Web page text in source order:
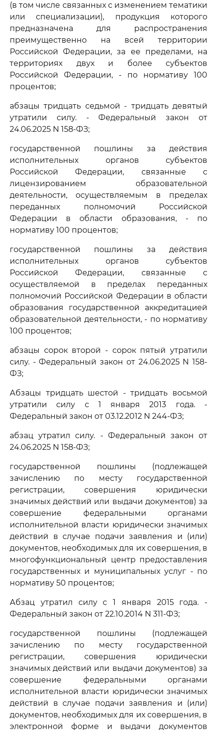
(в том числе связанных с изменением тематики
или специализации), продукция которого
предназначена для распространения
преимущественно на всей территории
Российской Федерации, за ее пределами, на
территориях двух и более субъектов
Российской Федерации, - по нормативу 100
процентов;
абзацы тридцать седьмой - тридцать девятый
утратили силу. - Федеральный закон от
24.06.2025 N 158-ФЗ;
государственной пошлины за действия
исполнительных органов субъектов
Российской Федерации, связанные с
лицензированием образовательной
деятельности, осуществляемым в пределах
переданных полномочий Российской
Федерации в области образования, - по
нормативу 100 процентов;
государственной пошлины за действия
исполнительных органов субъектов
Российской Федерации, связанные с
осуществляемой в пределах переданных
полномочий Российской Федерации в области
образования государственной аккредитацией
образовательной деятельности, - по нормативу
100 процентов;
абзацы сорок второй - сорок пятый утратили
силу. - Федеральный закон от 24.06.2025 N 158-
ФЗ;
Абзацы тридцать шестой - тридцать восьмой
утратили силу с 1 января 2013 года. -
Федеральный закон от 03.12.2012 N 244-ФЗ;
абзац утратил силу. - Федеральный закон от
24.06.2025 N 158-ФЗ;
государственной пошлины (подлежащей
зачислению по месту государственной
регистрации, совершения юридически
значимых действий или выдачи документов) за
совершение федеральными органами
исполнительной власти юридически значимых
действий в случае подачи заявления и (или)
документов, необходимых для их совершения, в
многофункциональный центр предоставления
государственных и муниципальных услуг - по
нормативу 50 процентов;
Абзац утратил силу с 1 января 2015 года. -
Федеральный закон от 22.10.2014 N 311-ФЗ;
государственной пошлины (подлежащей
зачислению по месту государственной
регистрации, совершения юридически
значимых действий или выдачи документов) за
совершение федеральными органами
исполнительной власти юридически значимых
действий в случае подачи заявления и (или)
документов, необходимых для их совершения, в
электронной форме и выдачи документов